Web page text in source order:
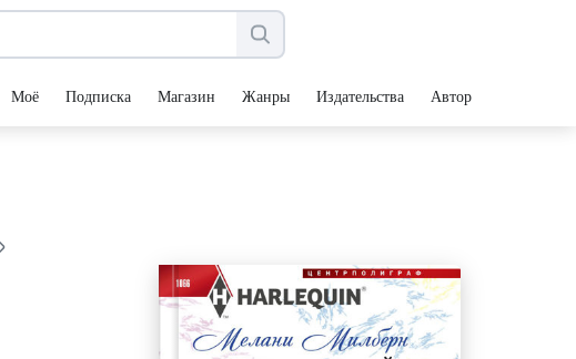
Моё Подписка Магазин Жанры Издательства Авторы